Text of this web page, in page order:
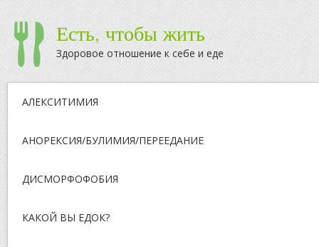
Есть, чтобы жить
Здоровое отношение к себе и еде
АЛЕКСИТИМИЯ
АНОРЕКСИЯ/БУЛИМИЯ/ПЕРЕЕДАНИЕ
ДИСМОРФОФОБИЯ
КАКОЙ ВЫ ЕДОК?